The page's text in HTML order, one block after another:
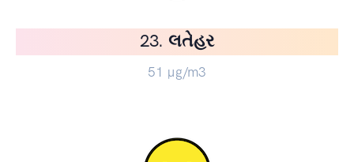
23. લતેહર
51 µg/m3